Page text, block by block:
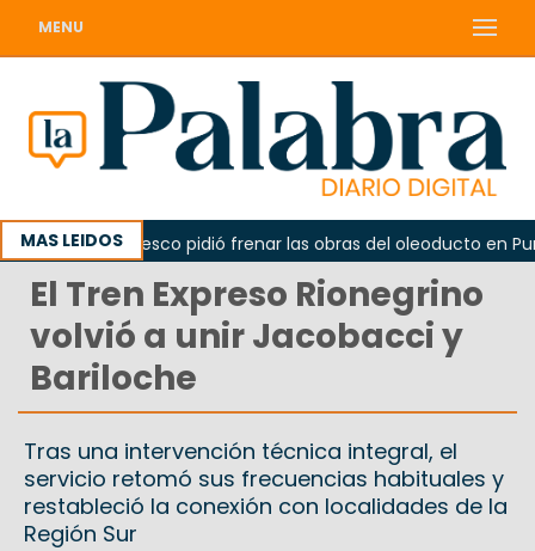
MENU
MAS LEIDOS
La Unesco pidió frenar las obras del oleoducto en Punta
El Tren Expreso Rionegrino
volvió a unir Jacobacci y
Bariloche
Tras una intervención técnica integral, el
servicio retomó sus frecuencias habituales y
restableció la conexión con localidades de la
Región Sur